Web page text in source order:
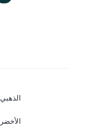
الذهبي
الأخضر